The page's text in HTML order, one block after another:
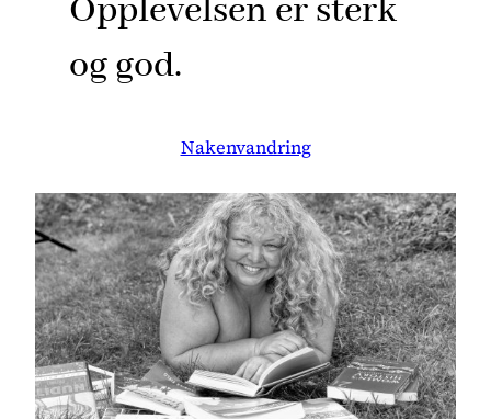
Opplevelsen er sterk
og god.
Nakenvandring